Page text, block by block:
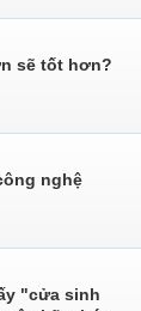
sẽ tốt hơn?
nghệ
"cửa sinh